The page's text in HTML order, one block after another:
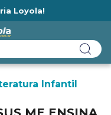
Loyola!
Infantil